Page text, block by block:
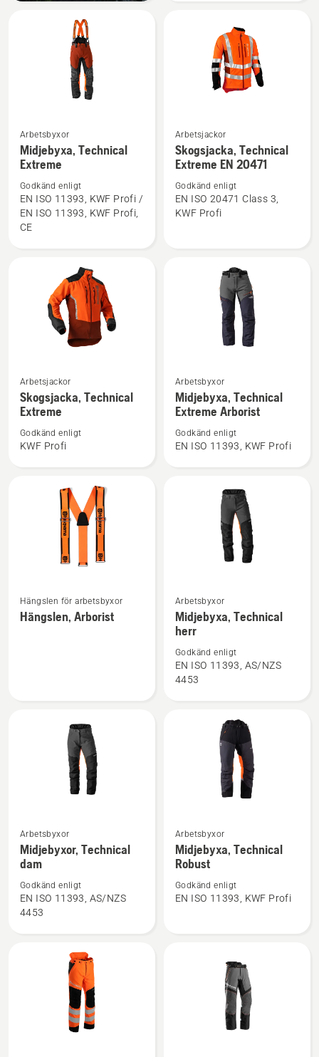
Se
mer
information
om
Midjebyxa,
Technical
Arbetsbyxor
Midjebyxa, Technical
Extreme
Godkänd enligt
EN ISO 11393, KWF Profi /
EN ISO 11393, KWF Profi,
CE
Se
mer
information
om
Skogsjacka,
Arbetsjackor
Skogsjacka, Technical
Extreme EN 20471
Godkänd enligt
EN ISO 20471 Class 3,
KWF Profi
mer
information
Skogsjacka,
Arbetsjackor
Skogsjacka, Technical
Extreme
Godkänd enligt
KWF Profi
mer
information
Midjebyxa,
Arbetsbyxor
Midjebyxa, Technical
Extreme Arborist
Godkänd enligt
EN ISO 11393, KWF Profi
Se
mer
Hängslen för arbetsbyxor
Hängslen, Arborist
Se
mer
information
om
Midjebyxa,
Technical
Arbetsbyxor
Midjebyxa, Technical
herr
Godkänd enligt
EN ISO 11393, AS/NZS
4453
Se
mer
information
om
Midjebyxor,
Technical
Arbetsbyxor
Midjebyxor, Technical
dam
Godkänd enligt
EN ISO 11393, AS/NZS
4453
Se
mer
information
om
Midjebyxa,
Arbetsbyxor
Midjebyxa, Technical
Robust
Godkänd enligt
EN ISO 11393, KWF Profi